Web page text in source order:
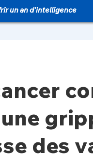
un an d’intelligence
des